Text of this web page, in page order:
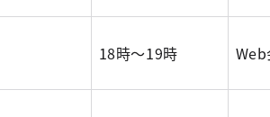
18時～19時